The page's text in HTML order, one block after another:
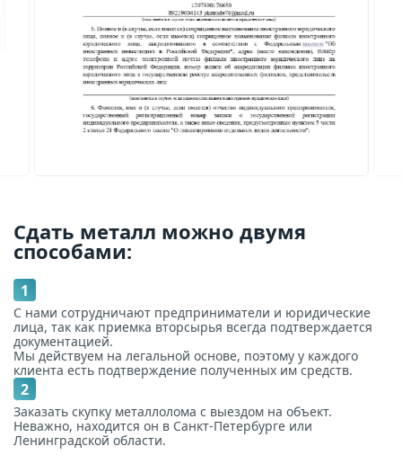
Сдать металл можно двумя
способами:
1
С нами сотрудничают предприниматели и юридические
лица, так как приемка вторсырья всегда подтверждается
документацией.
Мы действуем на легальной основе, поэтому у каждого
клиента есть подтверждение полученных им средств.
2
Заказать скупку металлолома с выездом на объект.
Неважно, находится он в Санкт-Петербурге или
Ленинградской области.